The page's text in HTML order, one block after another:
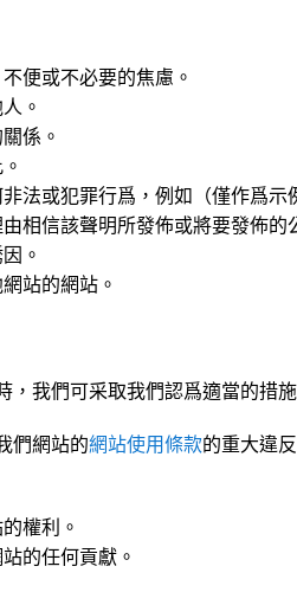
便或不必要的焦慮。
。
係。
法或犯罪行爲，例如（僅作爲示
相信該聲明所發佈或將要發佈
。
站的網站。
我們可采取我們認爲適當的措施
們網站的網站使用條款的重大違
權利。
的任何貢獻。